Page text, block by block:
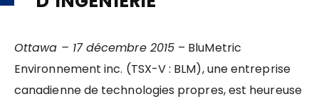
Ottawa – 17 décembre 2015 – BluMetric
Environnement inc. (TSX-V : BLM), une entreprise
canadienne de technologies propres, est heureuse